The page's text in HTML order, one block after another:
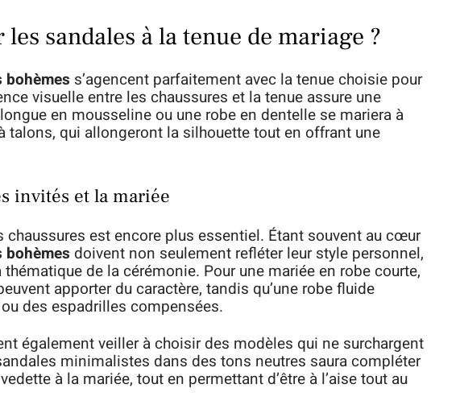
sandales à la tenue de mariage ?
bohèmes s’agencent parfaitement avec la tenue choisie pour
visuelle entre les chaussures et la tenue assure une
en mousseline ou une robe en dentelle se mariera à
talons, qui allongeront la silhouette tout en offrant une
invités et la mariée
chaussures est encore plus essentiel. Étant souvent au cœur
bohèmes doivent non seulement refléter leur style personnel,
de la cérémonie. Pour une mariée en robe courte,
apporter du caractère, tandis qu’une robe fluide
des espadrilles compensées.
également veiller à choisir des modèles qui ne surchargent
minimalistes dans des tons neutres saura compléter
à la mariée, tout en permettant d’être à l’aise tout au